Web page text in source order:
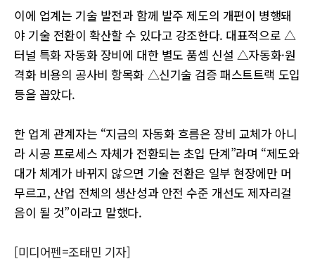
이에 업계는 기술 발전과 함께 발주 제도의 개편이 병행돼
야 기술 전환이 확산할 수 있다고 강조한다. 대표적으로 △
터널 특화 자동화 장비에 대한 별도 품셈 신설 △자동화·원
격화 비용의 공사비 항목화 △신기술 검증 패스트트랙 도입
등을 꼽았다.
한 업계 관계자는 “지금의 자동화 흐름은 장비 교체가 아니
라 시공 프로세스 자체가 전환되는 초입 단계”라며 “제도와
대가 체계가 바뀌지 않으면 기술 전환은 일부 현장에만 머
무르고, 산업 전체의 생산성과 안전 수준 개선도 제자리걸
음이 될 것”이라고 말했다.
[미디어펜=조태민 기자]